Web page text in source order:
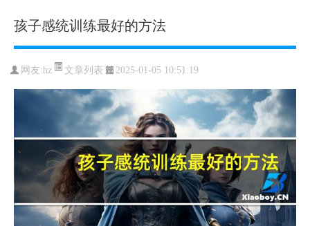
孩子感统训练最好的方法
网友:hz 文章列表 2025-01-05 10:51:19